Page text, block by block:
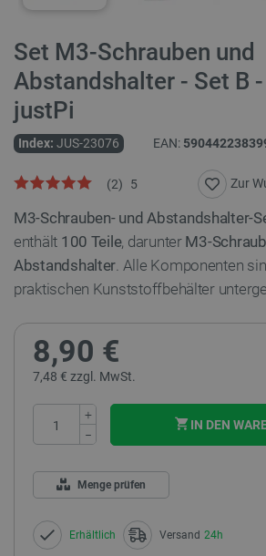
Set M3-Schrauben und
Abstandshalter - Set B
justPi
Index: JUS-23076 EAN:
5
(2) Zur
M3-Schrauben- und Abstandshalter-
enthält 100 Teile, darunter M3-
Abstandshalter. Alle Komponenten
praktischen Kunststoffbehälter
8,90 €
7,48 € zzgl. MwSt.
+
−
IN DEN
Menge prüfen
Erhältlich Versand 24h